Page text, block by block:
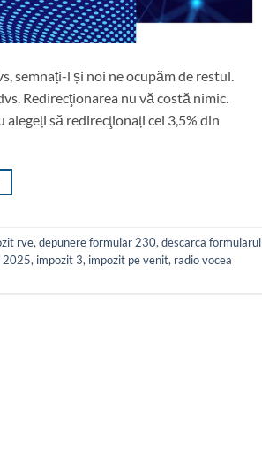
semnați-l și noi ne ocupăm de restul.
Redirecţionarea nu vă costă nimic.
să redirecţionați cei 3,5% din
rve, depunere formular 230, descarca formularul
2025, impozit 3, impozit pe venit, radio vocea